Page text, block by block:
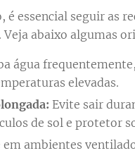
essencial seguir as
abaixo algumas
água
elevadas.
Evite sair
de sol e protetor
em ambientes